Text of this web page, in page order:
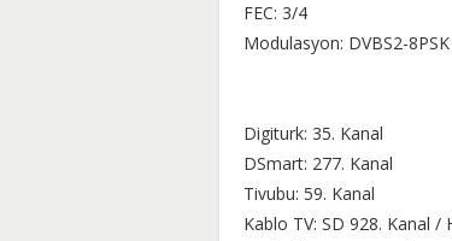
FEC: 3/4
Modulasyon: DVBS2-8PSK
Digiturk: 35. Kanal
DSmart: 277. Kanal
Tivubu: 59. Kanal
Kablo TV: SD 928. Kanal /